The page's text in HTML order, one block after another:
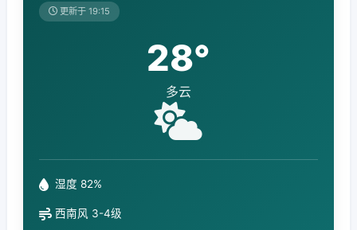
更新于 19:15
28°
多云
湿度 82%
西南风 3-4级